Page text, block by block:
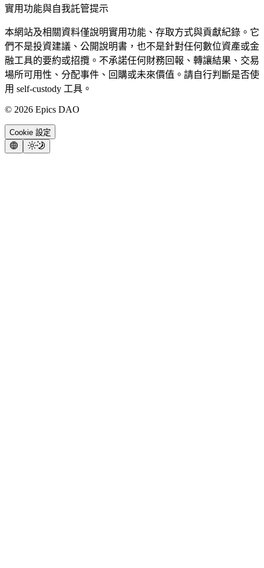
實用功能與自我託管提示
本網站及相關資料僅說明實用功能、存取方式與貢獻紀錄。它
們不是投資建議、公開說明書，也不是針對任何數位資產或金
融工具的要約或招攬。不承諾任何財務回報、轉讓結果、交易
場所可用性、分配事件、回購或未來價值。請自行判斷是否使
用 self-custody 工具。
© 2026 Epics DAO
Cookie 設定